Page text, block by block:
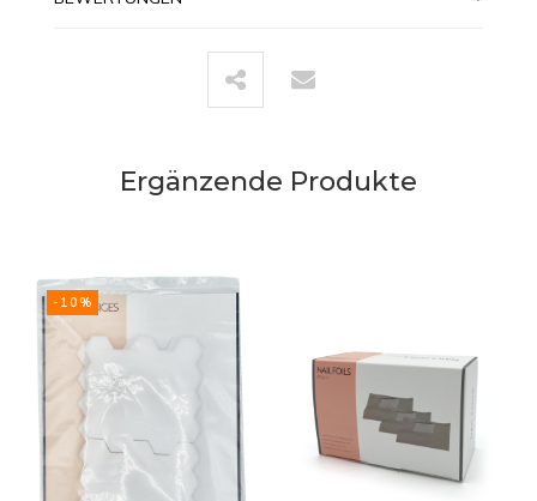
Ergänzende Produkte
-10%